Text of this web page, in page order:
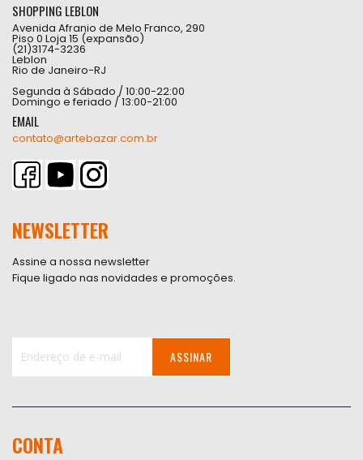
SHOPPING LEBLON
Avenida Afranio de Melo Franco, 290
Piso 0 Loja 15 (expansão)
(21)3174-3236
Leblon
Rio de Janeiro-RJ
Segunda à Sábado / 10:00-22:00
Domingo e feriado / 13:00-21:00
EMAIL
contato@artebazar.com.br
NEWSLETTER
Assine a nossa newsletter
Fique ligado nas novidades e promoções.
Newsletter:
ASSINAR
CONTA